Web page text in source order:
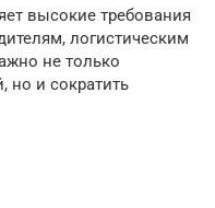
высокие требования
логистическим
не только
но и сократить